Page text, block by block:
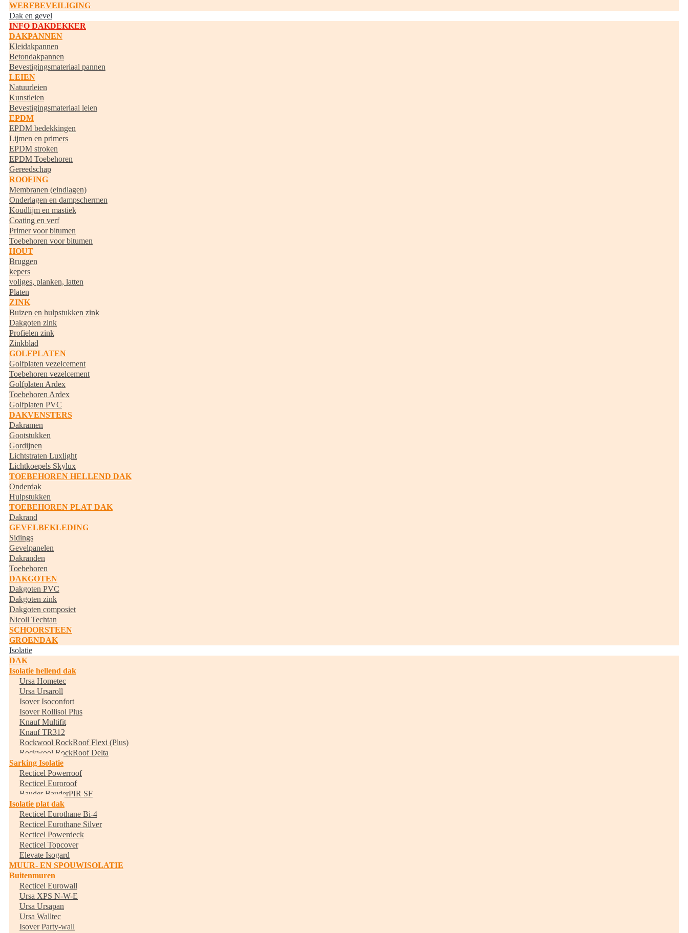
WERFBEVEILIGING
Dak en gevel
INFO DAKDEKKER
DAKPANNEN
Kleidakpannen
Betondakpannen
Bevestigingsmateriaal pannen
LEIEN
Natuurleien
Kunstleien
Bevestigingsmateriaal leien
EPDM
EPDM bedekkingen
Lijmen en primers
EPDM stroken
EPDM Toebehoren
Gereedschap
ROOFING
Membranen (eindlagen)
Onderlagen en dampschermen
Koudlijm en mastiek
Coating en verf
Primer voor bitumen
Toebehoren voor bitumen
HOUT
Bruggen
kepers
voliges, planken, latten
Platen
ZINK
Buizen en hulpstukken zink
Dakgoten zink
Profielen zink
Zinkblad
GOLFPLATEN
Golfplaten vezelcement
Toebehoren vezelcement
Golfplaten Ardex
Toebehoren Ardex
Golfplaten PVC
DAKVENSTERS
Dakramen
Gootstukken
Gordijnen
Lichtstraten Luxlight
Lichtkoepels Skylux
TOEBEHOREN HELLEND DAK
Onderdak
Hulpstukken
TOEBEHOREN PLAT DAK
Dakrand
GEVELBEKLEDING
Sidings
Gevelpanelen
Dakranden
Toebehoren
DAKGOTEN
Dakgoten PVC
Dakgoten zink
Dakgoten composiet
Nicoll Techtan
SCHOORSTEEN
GROENDAK
Isolatie
DAK
Isolatie hellend dak
Ursa Hometec
Ursa Ursaroll
Isover Isoconfort
Isover Rollisol Plus
Knauf Multifit
Knauf TR312
Rockwool RockRoof Flexi (Plus)
Rockwool RockRoof Delta
Sarking Isolatie
Recticel Powerroof
Recticel Euroroof
Bauder BauderPIR SF
Isolatie plat dak
Recticel Eurothane Bi-4
Recticel Eurothane Silver
Recticel Powerdeck
Recticel Topcover
Elevate Isogard
MUUR- EN SPOUWISOLATIE
Buitenmuren
Recticel Eurowall
Ursa XPS N-W-E
Ursa Ursapan
Ursa Walltec
Isover Party-wall